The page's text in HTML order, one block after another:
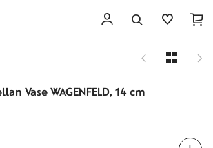
Vase WAGENFELD, 14 cm